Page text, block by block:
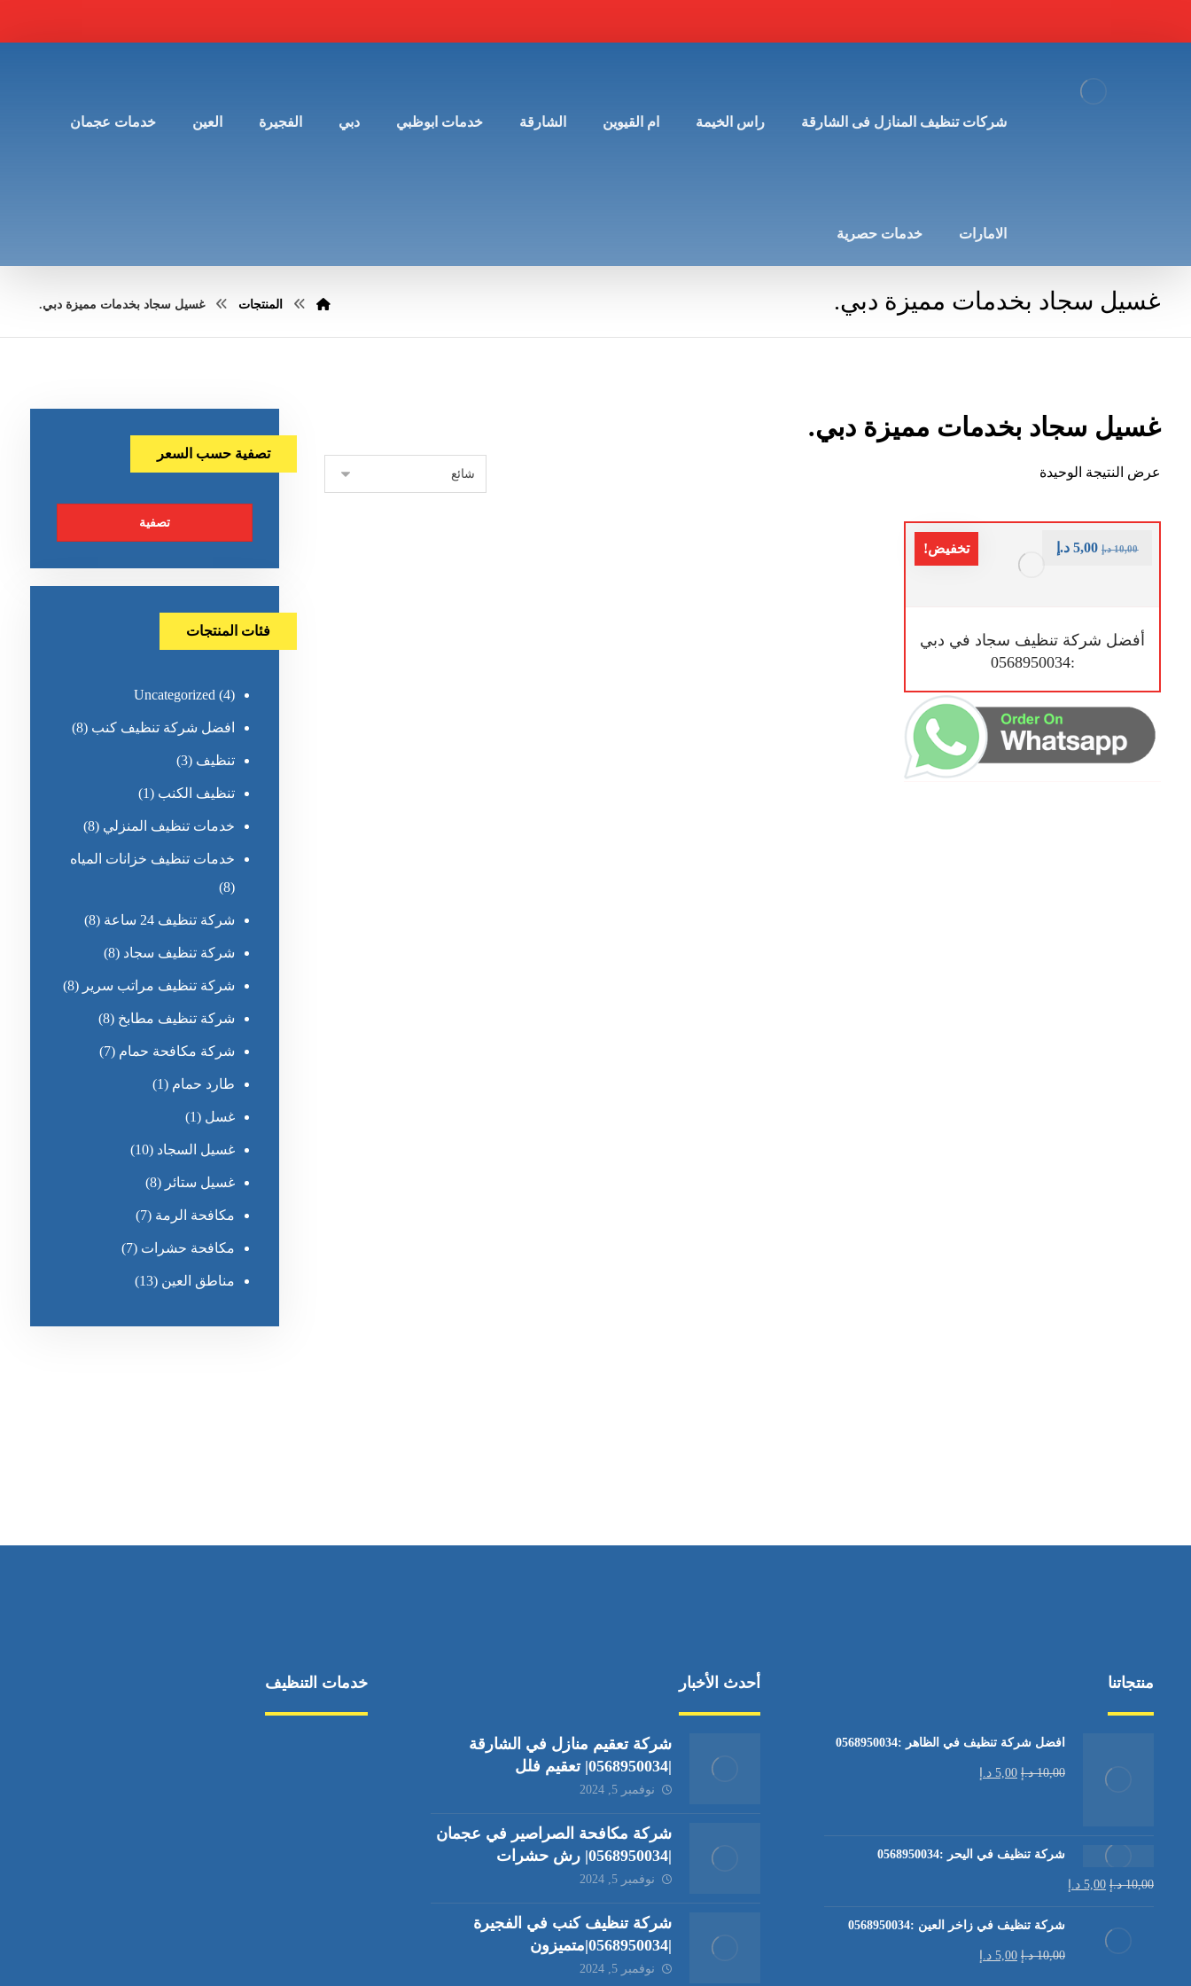
شركات تنظيف المنازل فى الشارقة راس الخيمة ام القيوين الشارقة خدمات ابوظبي دبي الفجيرة العين خدمات عجمان
الامارات خدمات حصرية
غسيل سجاد بخدمات مميزة دبي. المنتجات غسيل سجاد بخدمات مميزة دبي.
غسيل سجاد بخدمات مميزة دبي.
عرض النتيجة الوحيدة
تخفيض!
أفضل شركة تنظيف سجاد في دبي
:0568950034
10,00 د.إ 5,00 د.إ
تصفية حسب السعر
تصفية
فئات المنتجات
Uncategorized (4)
افضل شركة تنظيف كنب (8)
تنظيف (3)
تنظيف الكنب (1)
خدمات تنظيف المنزلي (8)
خدمات تنظيف خزانات المياه
(8)
شركة تنظيف 24 ساعة (8)
شركة تنظيف سجاد (8)
شركة تنظيف مراتب سرير (8)
شركة تنظيف مطابخ (8)
شركة مكافحة حمام (7)
طارد حمام (1)
غسل (1)
غسيل السجاد (10)
غسيل ستائر (8)
مكافحة الرمة (7)
مكافحة حشرات (7)
مناطق العين (13)
منتجاتنا
افضل شركة تنظيف في الظاهر :0568950034
10,00 د.إ 5,00 د.إ
شركة تنظيف في اليحر :0568950034
10,00 د.إ 5,00 د.إ
شركة تنظيف في زاخر العين :0568950034
10,00 د.إ 5,00 د.إ
أحدث الأخبار
شركة تعقيم منازل في الشارقة
|0568950034| تعقيم فلل
نوفمبر 5, 2024
شركة مكافحة الصراصير في عجمان
|0568950034| رش حشرات
نوفمبر 5, 2024
شركة تنظيف كنب في الفجيرة
|0568950034|متميزون
نوفمبر 5, 2024
خدمات التنظيف